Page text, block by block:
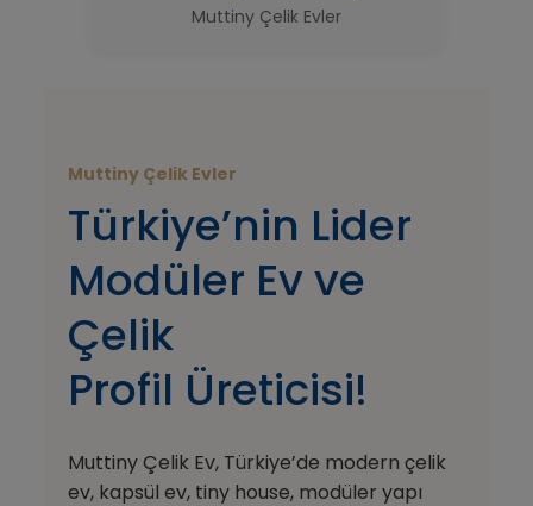
Muttiny Çelik Evler
Muttiny Çelik Evler
Türkiye’nin Lider
Modüler Ev ve
Çelik
Profil Üreticisi!
Muttiny Çelik Ev, Türkiye’de modern çelik
ev, kapsül ev, tiny house, modüler yapı